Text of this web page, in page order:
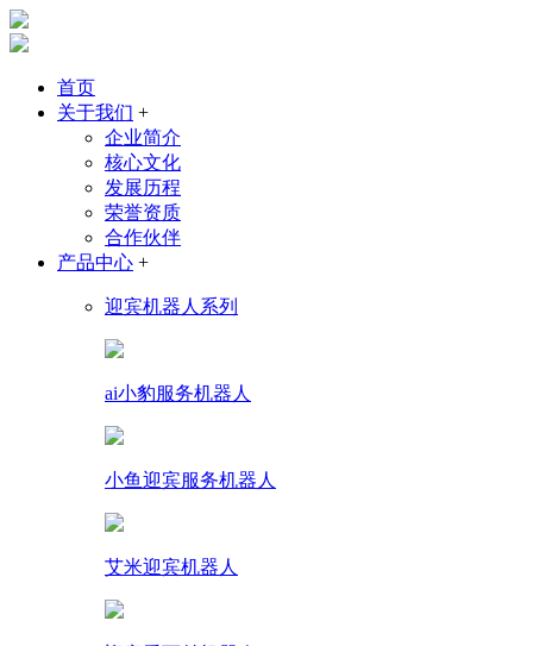
首页
关于我们 +
企业简介
核心文化
发展历程
荣誉资质
合作伙伴
产品中心 +
迎宾机器人系列
ai小豹服务机器人
小鱼迎宾服务机器人
艾米迎宾机器人